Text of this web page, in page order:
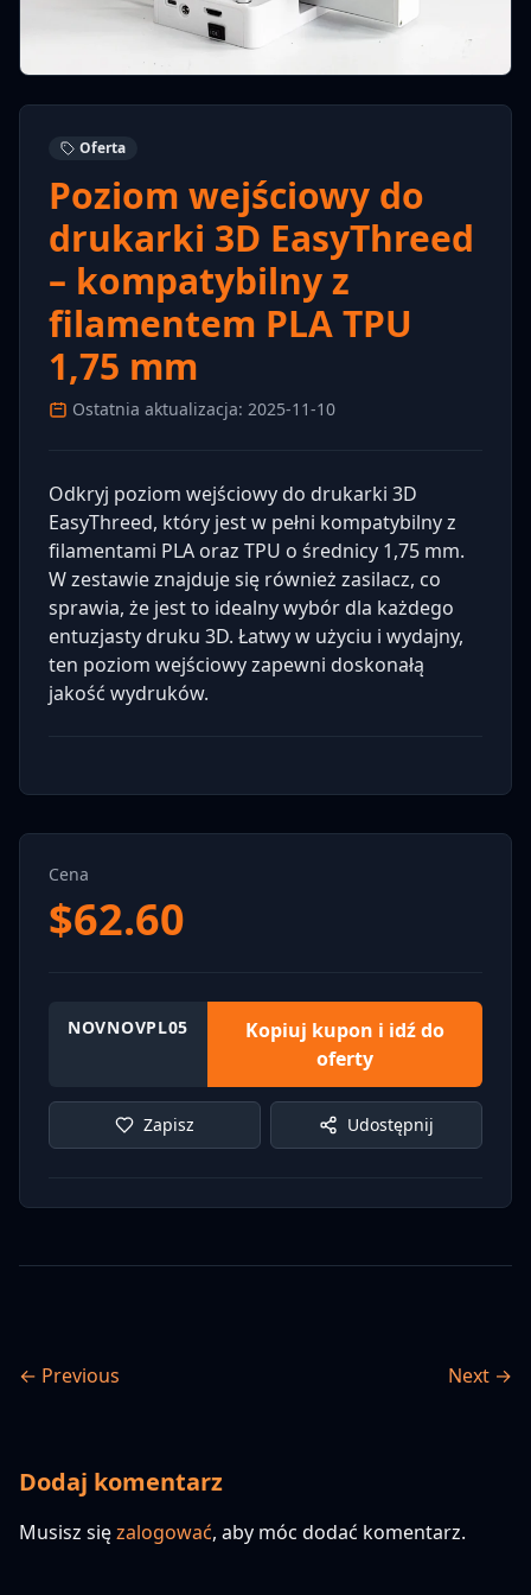
Oferta
Poziom wejściowy do
drukarki 3D EasyThreed
– kompatybilny z
filamentem PLA TPU
1,75 mm
Ostatnia aktualizacja: 2025-11-10
Odkryj poziom wejściowy do drukarki 3D
EasyThreed, który jest w pełni kompatybilny z
filamentami PLA oraz TPU o średnicy 1,75 mm.
W zestawie znajduje się również zasilacz, co
sprawia, że jest to idealny wybór dla każdego
entuzjasty druku 3D. Łatwy w użyciu i wydajny,
ten poziom wejściowy zapewni doskonałą
jakość wydruków.
Cena
$62.60
NOVNOVPL05
Kopiuj kupon i idź do
oferty
Zapisz Udostępnij
← Previous Next →
Dodaj komentarz
Musisz sięzalogować, aby móc dodać komentarz.